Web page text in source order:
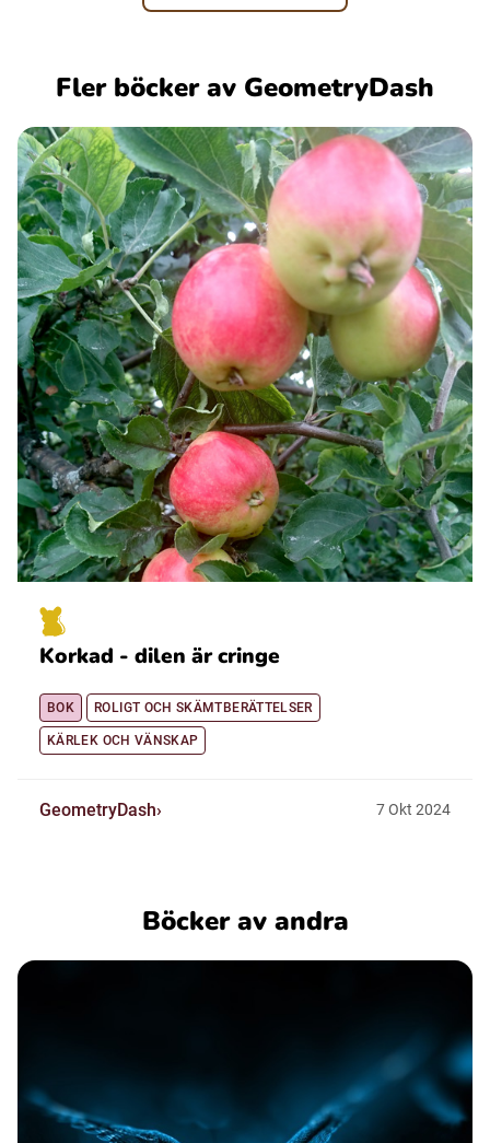
Fler böcker av GeometryDash
Korkad - dilen är cringe
BOK ROLIGT OCH SKÄMTBERÄTTELSER
KÄRLEK OCH VÄNSKAP
GeometryDash 7Okt 2024
Böcker av andra